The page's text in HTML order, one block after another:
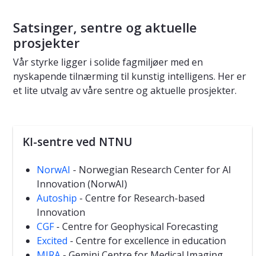
Satsinger, sentre og aktuelle
prosjekter
Vår styrke ligger i solide fagmiljøer med en
nyskapende tilnærming til kunstig intelligens. Her er
et lite utvalg av våre sentre og aktuelle prosjekter.
KI-sentre ved NTNU
NorwAI - Norwegian Research Center for AI
Innovation (NorwAI)
Autoship - Centre for Research-based
Innovation
CGF- Centre for Geophysical Forecasting
Excited - Centre for excellence in education